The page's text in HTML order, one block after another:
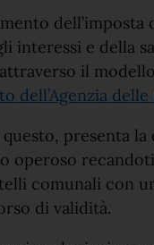
dell’imposta
interessi e della
il
dell’Agenzia
presenta la
operoso
comunali con
di validità.